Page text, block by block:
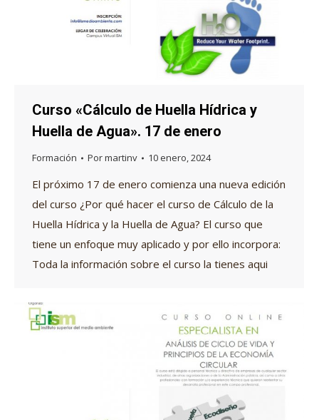
Curso «Cálculo de Huella Hídrica y
Huella de Agua». 17 de enero
Formación Pormartinv 10 enero, 2024
El próximo 17 de enero comienza una nueva edición
del curso ¿Por qué hacer el curso de Cálculo de la
Huella Hídrica y la Huella de Agua? El curso que
tiene un enfoque muy aplicado y por ello incorpora:
Toda la información sobre el curso la tienes aqui